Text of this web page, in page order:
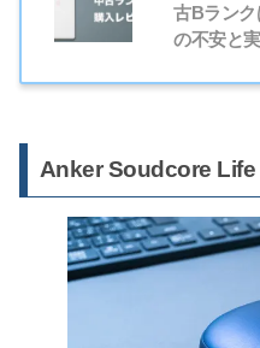
古Bランク
の不安と
Anker Soudcore Life